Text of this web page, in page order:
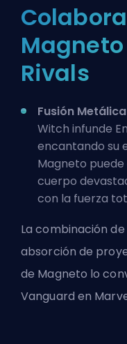
Rivals
Fusión Metálica
Witch infunde
encantando su
Magneto
cuerpo
con la fuerza
La combinación
absorción de
de Magneto lo
Vanguard en